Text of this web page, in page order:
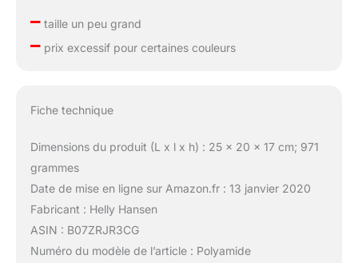
–taille un peu grand
–prix excessif pour certaines couleurs
Fiche technique
Dimensions du produit (L x l x h) : 25 x 20 x 17 cm; 971
grammes
Date de mise en ligne sur Amazon.fr : 13 janvier 2020
Fabricant : Helly Hansen
ASIN : B07ZRJR3CG
Numéro du modèle de l’article : Polyamide